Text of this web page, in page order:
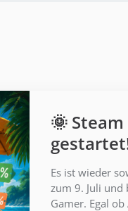
🌞
Es ist wieder
zum 9. Juli und
Gamer. Egal